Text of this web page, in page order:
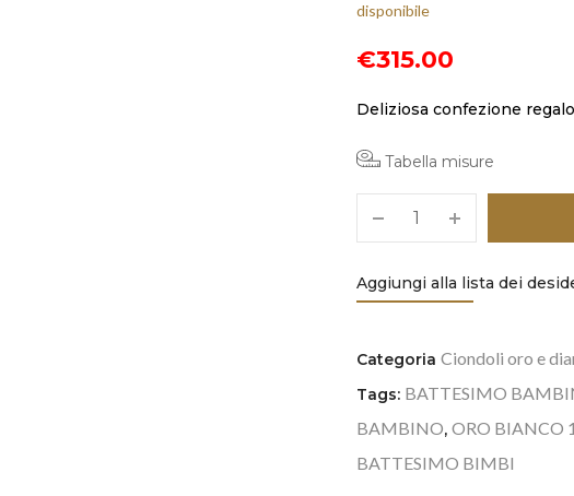
disponibile
€315.00
Deliziosa confezione
Tabella misure
Aggiungi alla lista dei
CategoriaCiondoli oro e
Tags: BATTESIMO
BAMBINO,ORO BIANCO
BATTESIMO BIMBI